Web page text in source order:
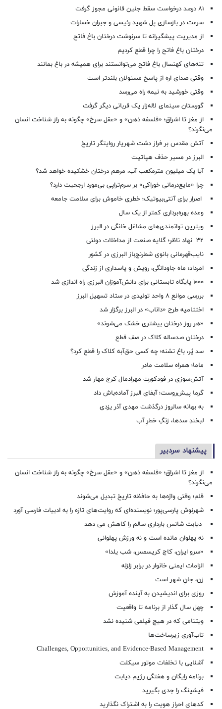
۸۱ درصد درخواست‌ سقط جنین قانونی مجوز گرفت
سرعت در بازسازی پل شهید رئیسی و جبران خسارات
از مدیریت پیشگیرانه تا سرنوشت درختان باغ فاتح
درختان باغ فاتح را چرا قطع کردیم
تنه‌های کهنسال باغ فاتح می‌توانستند برای همیشه در باغ بمانند
وقتی صدای اره از پاسخ مسئولان بلندتر است
وقتی خورشید به نیمه راه می‌رسد
گورستان سینمای لاله‌زار یک قربانی دیگر گرفت
از مغز تا اشراق؛ «فلسفه ذهن» و «عقل سرخ» چگونه به راز شناخت انسان
می‌نگرند؟
آتش مقدس بر فراز دشت شهریار روایتگر تاریخ
البرز در مسیر حذف هپاتیت
آیا یک میلیون مترمکعب آب، مرهم درختان خشکیده خواهد شد؟
چرا «مایع‌درمانی خوراکی» بر سرم‌تراپی بی‌مورد ارجحیت دارد؟
اصرار برای آنتی‌بیوتیک؛ خطری خاموش برای سلامت جامعه
وعده بهره‌برداری کمتر از یک سال
ویترین توانمندی‌های مشاغل خانگی در البرز
۳۲ نهاد ناظر؛ گلایه صنعت از مداخلات دولتی
نایب‌قهرمانی بانوی شطرنج‌باز البرزی در کشور
امرداد؛ ماه جاودانگی، رویش و پاسداری از زندگی
۱۰۰۰ پایگاه تابستانی برای دانش‌آموزان البرزی راه اندازی شد
بررسی موانع ۸ واحد تولیدی در ستاد تسهیل البرز
اختتامیه طرح «داناب» در البرز برگزار شد
«هر روز درختان بیشتری خشک می‌شوند»
درختان صدساله کلاک در صف قطع
سد پُر، باغ تشنه؛ چه کسی حق‌آبه کلاک را قطع کرد؟
ماما؛ همراه سلامت مادر
آتش‌سوزی در فودکورت مهرادمال کرج مهار شد
گرما پیش‌روست؛ آبفای البرز آماده‌باش داد
به بهانه سالروز درگذشت مهدی آذر یزدی
لبخندِ سدها، زنگِ خطرِ آب
پیشنهاد سردبیر
از مغز تا اشراق؛ «فلسفه ذهن» و «عقل سرخ» چگونه به راز شناخت انسان
می‌نگرند؟
قلم؛ وقتی واژه‌ها به حافظه تاریخ تبدیل می‌شوند
شهرنوش پارسی‌پور؛ نویسنده‌ای که روایت‌های تازه را به ادبیات فارسی آورد
دیابت شانس بارداری سالم را کاهش می دهد
نه پهلوان مانده است و نه ورزش پهلوانی
«سرو ایران، کاج کریسمس، شب یلدا»
الزامات ایمنی خانوار در برابر زلزله
زن، جانِ شهر است
روزی برای اندیشیدن به آینده آموزش
چهل سال گذار از برنامه تا واقعیت
ویتنامی که در هیچ فیلمی شنیده نشد
تاب‌آوری زیرساخت‌ها
Challenges, Opportunities, and Evidence-Based Management
آشنایی با تخلفات موتور سیکلت
برنامه رایگان و هفتگی رژیم دیابت
فیشینگ را جدی بگیرید
کدهای احراز هویت را به اشتراک نگذارید